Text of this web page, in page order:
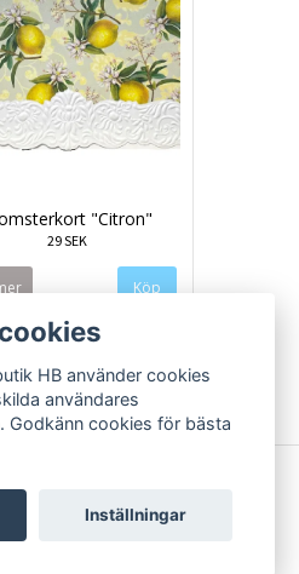
"Citron"
29 SEK
HB använder cookies
användares
Godkänn cookies för bästa
Inställningar